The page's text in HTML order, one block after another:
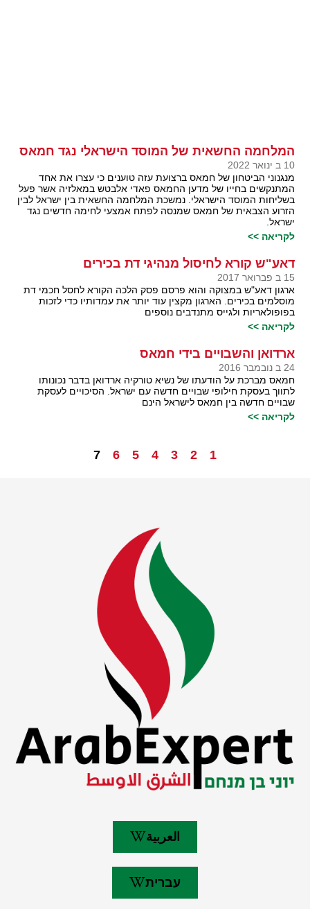
המלחמה החשאית של המוסד הישראלי נגד חמאס
10 ב ינואר 2022
מנגנוני הביטחון של חמאס ברצועת עזה טוענים כי עצרו את אחד
המתנקשים בחייו של מדען החמאס פאדי אלבטש במאלזיה אשר פעל
בשליחות המוסד הישראלי. נמשכת המלחמה החשאית בין ישראל לבין
הזרוע הצבאית של חמאס שמנסה לפתח אמצעי לחימה חדשים נגד
ישראל.
לקריאה >>
דאע"ש קורא לחיסול מנהיגי דת בכירים
15 ב פברואר 2017
ארגון דאע"ש במצוקה והוא פרסם פסק הלכה הקורא לחסל חכמי דת
מוסלמים בכירים. הארגון מקצין עוד יותר את עמדותיו כדי לזכות
בפופולאריות ולגייס מתנדבים נוספים
לקריאה >>
ארדואן והשבויים בידי חמאס
24 ב נובמבר 2016
חמאס מברכת על הודעתו של נשיא טורקיה ארדואן בדבר נכונותו
לתווך בעסקת חילופי שבויים חדשה עם ישראל. הסיכויים לעסקת
שבויים חדשה בין חמאס לישראל הינם
לקריאה >>
1
2
3
4
5
6
7
العربية
עברית